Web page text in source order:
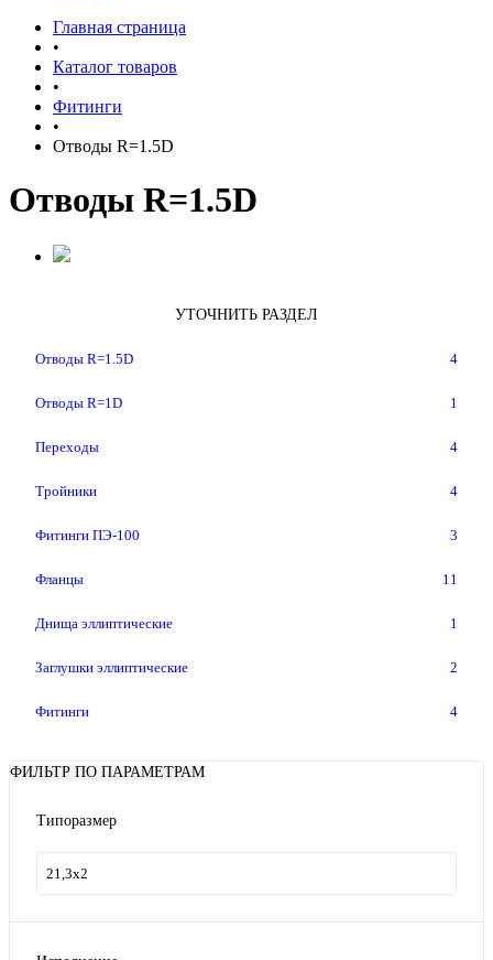
Главная страница
•
Каталог товаров
•
Фитинги
•
Отводы R=1.5D
Отводы R=1.5D
УТОЧНИТЬ РАЗДЕЛ
Отводы R=1.5D 4
Отводы R=1D 1
Переходы 4
Тройники 4
Фитинги ПЭ-100 3
Фланцы 11
Днища эллиптические 1
Заглушки эллиптические 2
Фитинги 4
ФИЛЬТР ПО ПАРАМЕТРАМ
Типоразмер
21,3x2